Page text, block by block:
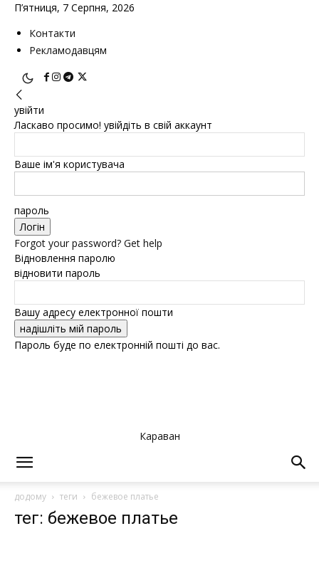
П’ятниця, 7 Серпня, 2026
Контакти
Рекламодавцям
увійти
Ласкаво просимо! увійдіть в свій аккаунт
Ваше ім'я користувача
пароль
Forgot your password? Get help
Відновлення паролю
відновити пароль
Вашу адресу електронної пошти
Пароль буде по електронній пошті до вас.
Караван
додому теги бежевое платье
тег: бежевое платье